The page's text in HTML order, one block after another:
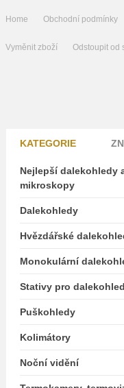
Home Obchodní podmínky
Vyměnit zboží Odstoupit od
KATEGORIE
Nejlepší dalekohledy
mikroskopy
Dalekohledy
Hvězdářské
Monokulární
Stativy pro
Puškohledy
Kolimátory
Noční vidění